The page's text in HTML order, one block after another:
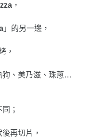
，
」的另一邊，
，
狗、美乃滋、珠蔥…
；
再切片，